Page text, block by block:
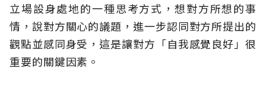
立場設身處地的一種思考方式，想對方所想的事
情，說對方關心的議題，進一步認同對方所提出的
觀點並感同身受，這是讓對方「自我感覺良好」很
重要的關鍵因素。